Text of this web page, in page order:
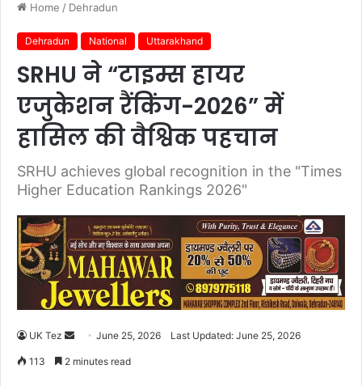
Home / Dehradun
Dehradun National Uttarakhand
SRHU ने “टाइम्स हायर
एजुकेशन रैंकिंग-2026” में
हासिल की वैश्विक पहचान
SRHU achieves global recognition in the "Times
Higher Education Rankings 2026"
UK Tez June 25, 2026 Last Updated: June 25, 2026
113 2 minutes read